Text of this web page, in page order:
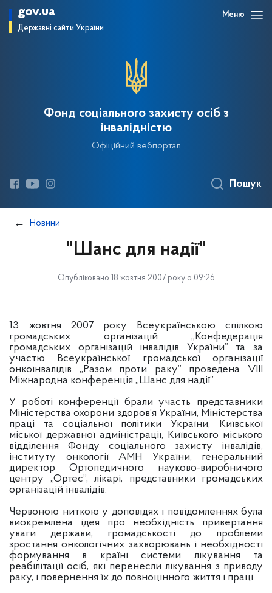
gov.ua
Державні сайти України
Меню
Фонд соціального захисту осіб з
інвалідністю
Офіційний вебпортал
Пошук
Новини
"Шанс для надії"
Опубліковано 18 жовтня 2007 року о 09:26
13 жовтня 2007 року Всеукраїнською спілкою
громадських організацій „Конфедерація
громадських організацій інвалідів України” та за
участю Всеукраїнської громадської організації
онкоінвалідів „Разом проти раку” проведена VІІІ
Міжнародна конференція „Шанс для надії”.
У роботі конференції брали участь представники
Міністерства охорони здоров’я України, Міністерства
праці та соціальної політики України, Київської
міської державної адміністрації, Київського міського
відділення Фонду соціального захисту інвалідів,
інституту онкології АМН України, генеральний
директор Ортопедичного науково-виробничого
центру „Ортес”, лікарі, представники громадських
організацій інвалідів.
Червоною ниткою у доповідях і повідомленнях була
виокремлена ідея про необхідність привертання
уваги держави, громадськості до проблеми
зростання онкологічних захворювань і необхідності
формування в країні системи лікування та
реабілітації осіб, які перенесли лікування з приводу
раку, і повернення їх до повноцінного життя і праці.